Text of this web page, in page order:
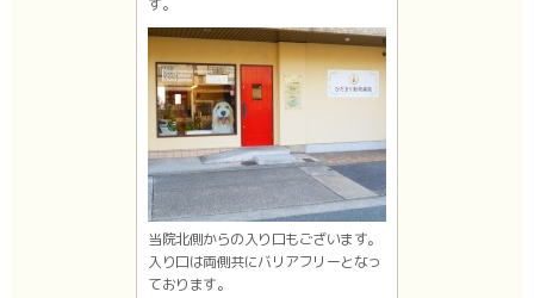
す。
当院北側からの入り口もございます。
入り口は両側共にバリアフリーとなっ
ております。